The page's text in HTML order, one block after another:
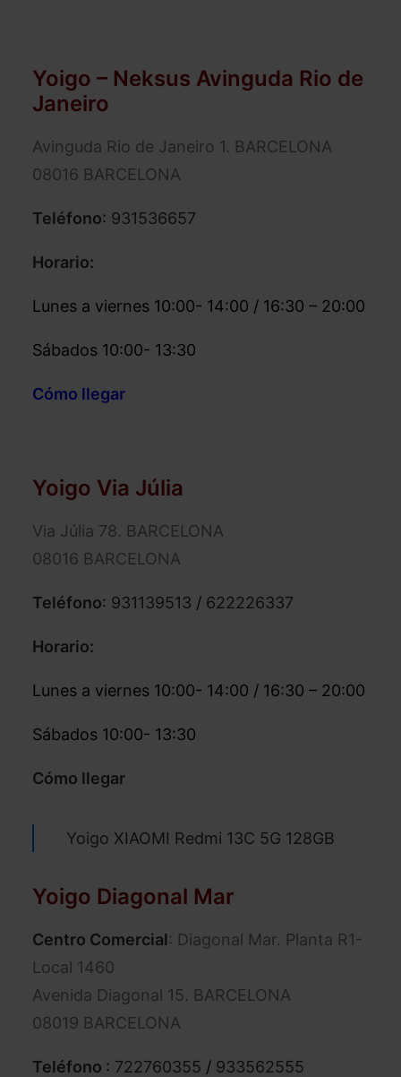
Yoigo – Neksus Avinguda Rio de
Janeiro
Avinguda Rio de Janeiro 1. BARCELONA
08016 BARCELONA
Teléfono: 931536657
Horario:
Lunes a viernes 10:00- 14:00 / 16:30 – 20:00
Sábados 10:00- 13:30
Cómo llegar
Yoigo Via Júlia
Via Júlia 78. BARCELONA
08016 BARCELONA
Teléfono: 931139513 / 622226337
Horario:
Lunes a viernes 10:00- 14:00 / 16:30 – 20:00
Sábados 10:00- 13:30
Cómo llegar
Yoigo XIAOMI Redmi 13C 5G 128GB
Yoigo Diagonal Mar
Centro Comercial: Diagonal Mar. Planta R1-
Local 1460
Avenida Diagonal 15. BARCELONA
08019 BARCELONA
Teléfono : 722760355 / 933562555